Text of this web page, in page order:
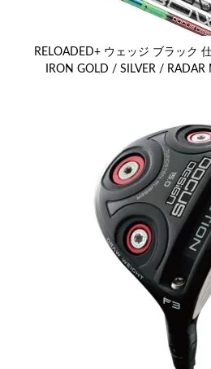
RELOADED+ ウェッジ ブラック
IRON GOLD / SILVER /